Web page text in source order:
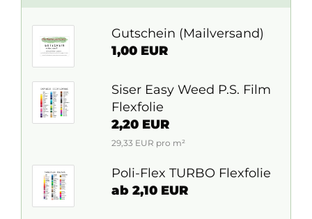
Gutschein (Mailversand)
1,00 EUR
Siser Easy Weed P.S. Film
Flexfolie
2,20 EUR
29,33 EUR pro m²
Poli-Flex TURBO Flexfolie
ab 2,10 EUR